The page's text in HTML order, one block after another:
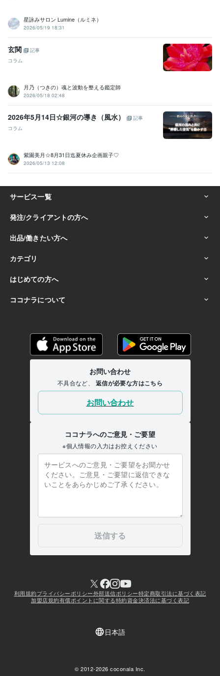
星詠みサロン Lumine（ルミネ）
2026/05/19 18:31
玄関
記事
コラム
月乃（つきの）魂と波動を整える鑑定師
2026/05/18 02:48
2026年5月14日☆銀河の導き（風水）
記事
コラム
紫園美月☆8月31日迄夏休み企画親子♡
2026/05/13 12:08